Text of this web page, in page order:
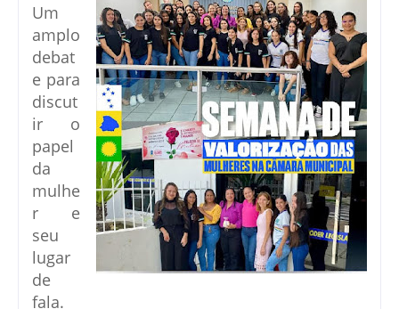
Um
amplo
debat
e para
discut
ir o
papel
da
mulhe
r e
seu
lugar
de
fala.